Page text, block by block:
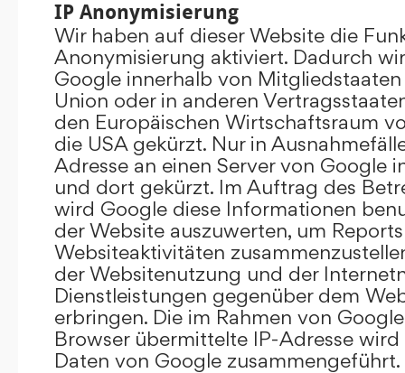
IP Anonymisierung
Wir haben auf dieser Website die
Anonymisierung aktiviert. Dadurch
Google innerhalb von
Union oder in anderen
den Europäischen Wirtschaftsraum
die USA gekürzt. Nur in
Adresse an einen Server von Google
und dort gekürzt. Im Auftrag des
wird Google diese Informationen
der Website auszuwerten, um
Websiteaktivitäten
der Websitenutzung und der
Dienstleistungen gegenüber dem
erbringen. Die im Rahmen von
Browser übermittelte IP-Adresse
Daten von Google zusammengeführt.